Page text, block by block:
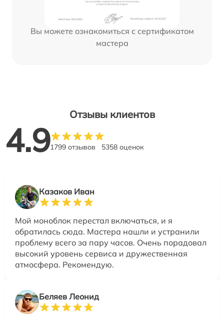
Вы можете ознакомиться с сертификатом
мастера
Отзывы клиентов
4.91799 отзывов 5358 оценок
Казаков Иван
Мой моноблок перестал включаться, и я
обратилась сюда. Мастера нашли и устранили
проблему всего за пару часов. Очень порадовал
высокий уровень сервиса и дружественная
атмосфера. Рекомендую.
Беляев Леонид